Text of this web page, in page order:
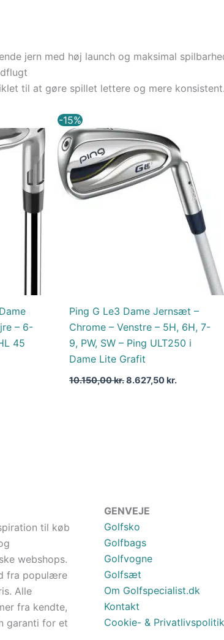
jern med høj launch og maksimal
til at gøre spillet lettere og mere
– 6-
45
kr..
-15%
Ping G Le3 Dame Jernsæt –
Chrome – Venstre – 5H, 6H, 7-
9, PW, SW – Ping ULT250 i
Dame Lite Grafit
10.150,00kr.
oprindelige
pris
var:
10.150,00 kr..
8.627,50kr.
er:
8.627,50 kr..
til køb
webshops.
fra populære
Alle
fra kendte,
garanti for et
GENVEJE
Golfsko
Golfbags
Golfvogne
Golfsæt
Om Golfspecialist.dk
Kontakt
Cookie- & Privatlivspolitik